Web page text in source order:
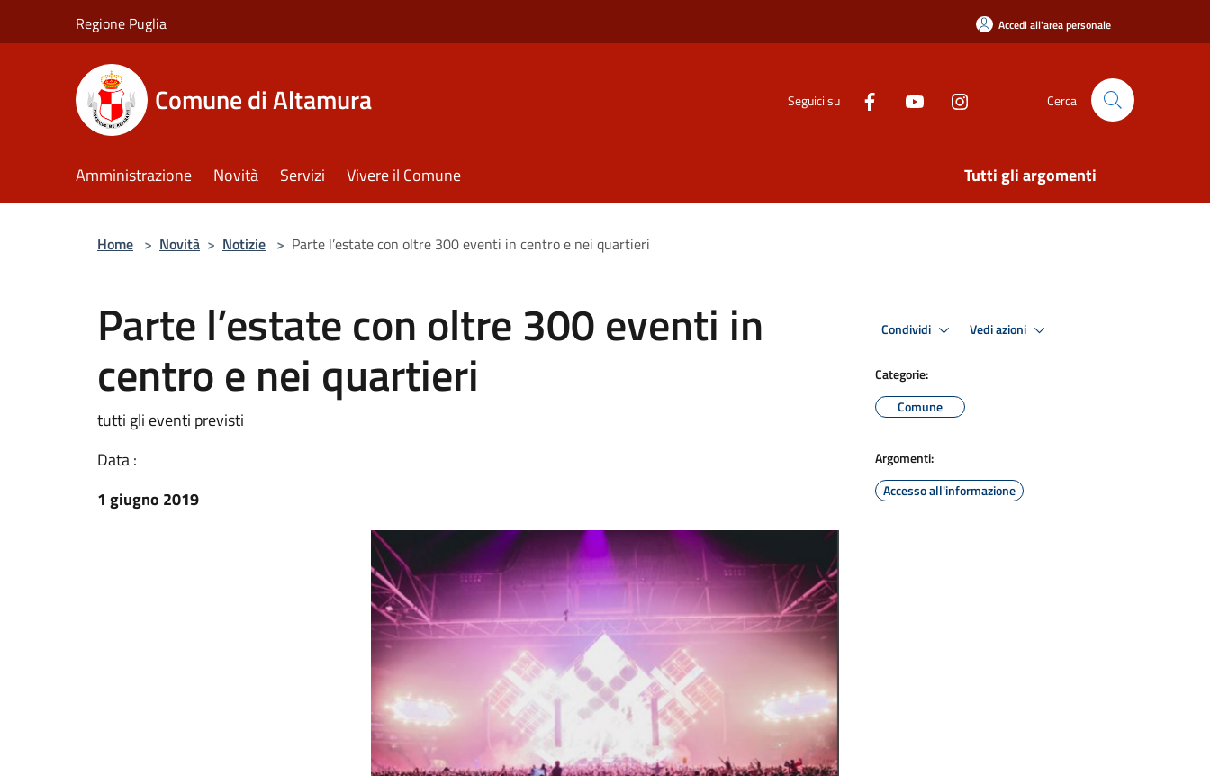
Regione Puglia Accedi all'area personale
Comune di Altamura Seguici su Cerca
Amministrazione Novità Servizi Vivere il Comune Tutti gli argomenti
Home > Novità > Notizie > Parte l’estate con oltre 300 eventi in centro e nei quartieri
Parte l’estate con oltre 300 eventi in
centro e nei quartieri
tutti gli eventi previsti
Data :
1 giugno 2019
Condividi Vedi azioni
Categorie:
Comune
Argomenti:
Accesso all'informazione